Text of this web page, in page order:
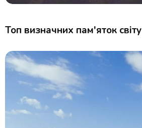
Топ визначних пам'яток світу